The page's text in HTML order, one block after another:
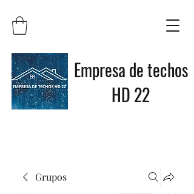
Empresa de techos
HD 22
Grupos